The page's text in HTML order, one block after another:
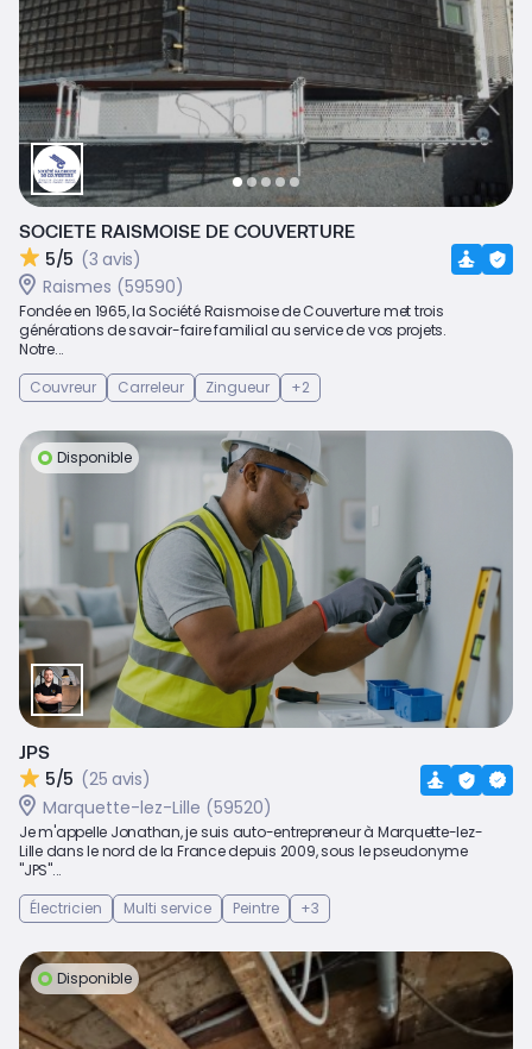
SOCIETE RAISMOISE DE COUVERTURE
5/5 (3 avis)
Raismes (59590)
Fondée en 1965, la Société Raismoise de Couverture met trois
générations de savoir-faire familial au service de vos projets.
Notre...
Couvreur
Carreleur Zingueur +2
Disponible
JPS
5/5 (25 avis)
Marquette-lez-Lille (59520)
Je m'appelle Jonathan, je suis auto-entrepreneur à Marquette-lez-
Lille dans le nord de la France depuis 2009, sous le pseudonyme
"JPS"...
Électricien
Multi service Peintre +3
Disponible